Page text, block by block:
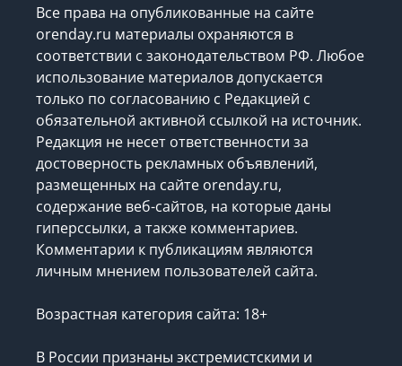
Все права на опубликованные на сайте
orenday.ru материалы охраняются в
соответствии с законодательством РФ. Любое
использование материалов допускается
только по согласованию с Редакцией с
обязательной активной ссылкой на источник.
Редакция не несет ответственности за
достоверность рекламных объявлений,
размещенных на сайте orenday.ru,
содержание веб-сайтов, на которые даны
гиперссылки, а также комментариев.
Комментарии к публикациям являются
личным мнением пользователей сайта.
Возрастная категория сайта: 18+
В России признаны экстремистскими и